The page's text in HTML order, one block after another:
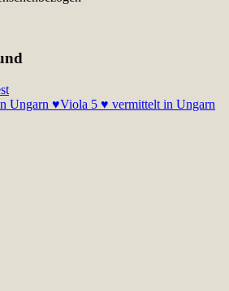
Ungarn ♥Viola 5 ♥ vermittelt in Ungarn